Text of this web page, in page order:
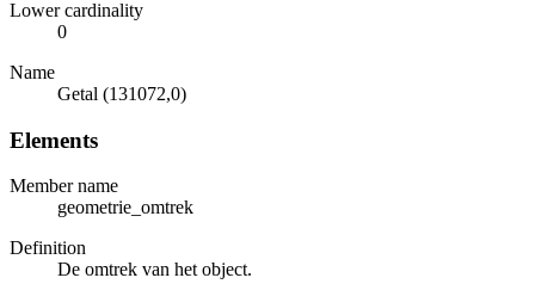
Lower cardinality
0
Name
Getal (131072,0)
Elements
Member name
geometrie_omtrek
Definition
De omtrek van het object.